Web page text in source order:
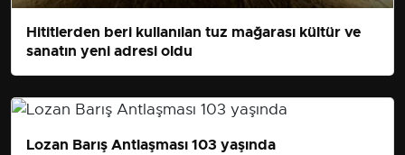
Hititlerden beri kullanılan tuz mağarası kültür ve
sanatın yeni adresi oldu
Lozan Barış Antlaşması 103 yaşında